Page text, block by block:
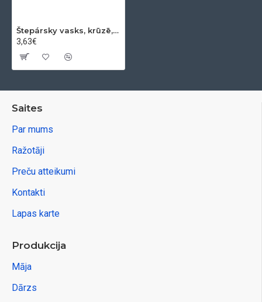
Štepársky vasks, krūzē, 150 g
3,63€
Saites
Par mums
Ražotāji
Preču atteikumi
Kontakti
Lapas karte
Produkcija
Māja
Dārzs